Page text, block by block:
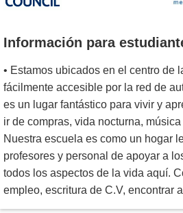
Información para
• Estamos ubicados en el centro de
fácilmente accesible por la red de
es un lugar fantástico para vivir y
ir de compras, vida nocturna,
Nuestra escuela es como un hogar
profesores y personal de apoyar a
todos los aspectos de la vida aquí.
empleo, escritura de C.V, encontrar